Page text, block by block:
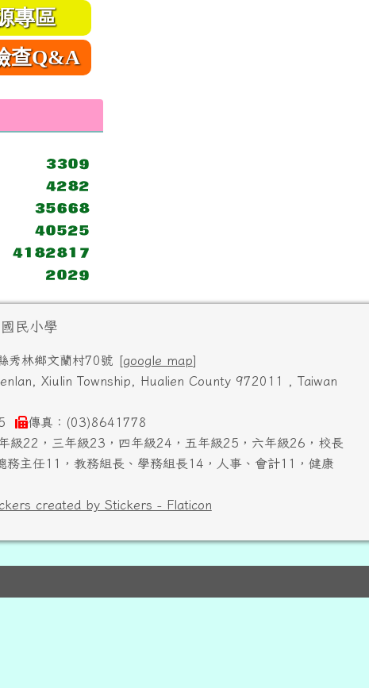
專區
查Q&A
民小學
秀林鄉文蘭村70號 [google map]
Xiulin Township, Hualien County 972011 , Taiwan
傳真：(03)8641778
級22，三年級23，四年級24，五年級25，六年級26，校長
務主任11，教務組長、學務組長14，人事、會計11，健康
created by Stickers - Flaticon